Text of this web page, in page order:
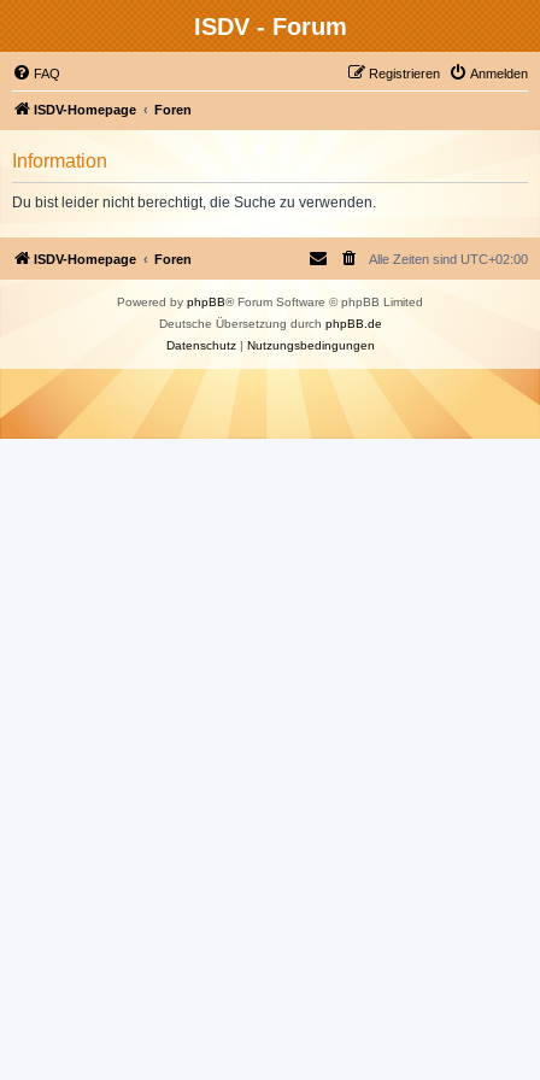
ISDV - Forum
FAQ Anmelden
Registrieren
ISDV-Homepage Foren
Information
Du bist leider nicht berechtigt, die Suche zu verwenden.
ISDV-Homepage Foren Alle Zeiten sind UTC+02:00
Powered by phpBB® Forum Software © phpBB Limited
Deutsche Übersetzung durch phpBB.de
Datenschutz| Nutzungsbedingungen